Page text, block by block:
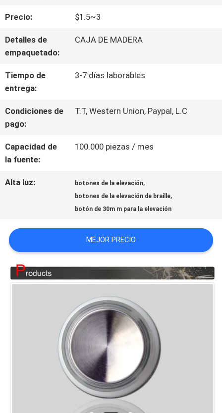
CONTROL
DE
CALIDAD
ÉNTRENOS
EN
CONTACTO
CASOS
MAPA
Precio: $1.5~3
Detalles de
empaquetado:
CAJA DE MADERA
Tiempo de
entrega:
3-7 días laborables
Condiciones de
pago:
T.T, Western Union, Paypal, L.C
Capacidad de
la fuente:
100.000 piezas / mes
Alta luz: botones de la elevación,
botones de la elevación de braille,
botón de 30m m para la elevación
MEJOR PRECIO